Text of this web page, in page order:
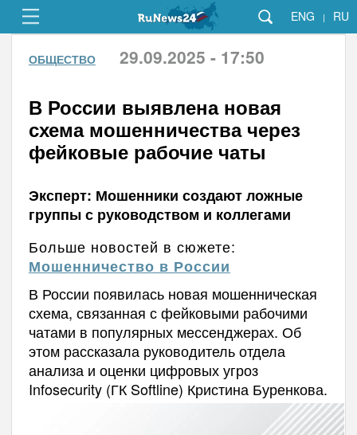
ENG | RU
ОБЩЕСТВО 29.09.2025 - 17:50
В России выявлена новая
схема мошенничества через
фейковые рабочие чаты
Эксперт: Мошенники создают ложные
группы с руководством и коллегами
Больше новостей в сюжете:
Мошенничество в России
В России появилась новая мошенническая
схема, связанная с фейковыми рабочими
чатами в популярных мессенджерах. Об
этом рассказала руководитель отдела
анализа и оценки цифровых угроз
Infosecurity (ГК Softline) Кристина Буренкова.